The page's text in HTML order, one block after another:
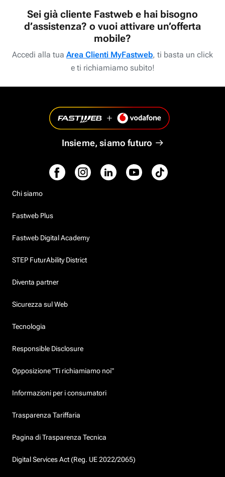
Sei già cliente Fastweb e hai bisogno
d’assistenza? o vuoi attivare un’offerta
mobile?
Accedi alla tua Area Clienti MyFastweb, ti basta un click
e ti richiamiamo subito!
Insieme, siamo futuro
Chi siamo
Fastweb Plus
Fastweb Digital Academy
STEP FuturAbility District
Diventa partner
Sicurezza sul Web
Tecnologia
Responsible Disclosure
Opposizione "Ti richiamiamo noi"
Informazioni per i consumatori
Trasparenza Tariffaria
Pagina di Trasparenza Tecnica
Digital Services Act (Reg. UE 2022/2065)